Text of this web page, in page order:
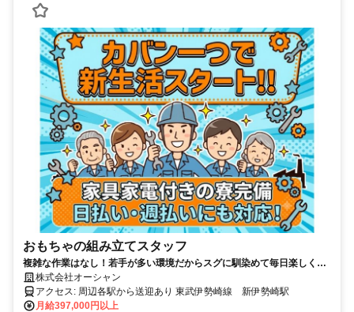
おもちゃの組み立てスタッフ
複雑な作業はなし！若手が多い環境だからスグに馴染めて毎日楽しく働
けます！
株式会社オーシャン
アクセス: 周辺各駅から送迎あり 東武伊勢崎線 新伊勢崎駅
月給397,000円以上